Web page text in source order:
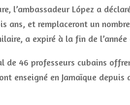
l’ambassadeur López a
ans, et remplaceront un
a expiré à la fin de l’année
de 46 professeurs cubains
enseigné en Jamaïque